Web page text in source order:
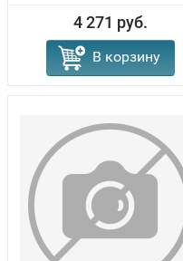
4 271 руб.
В корзину